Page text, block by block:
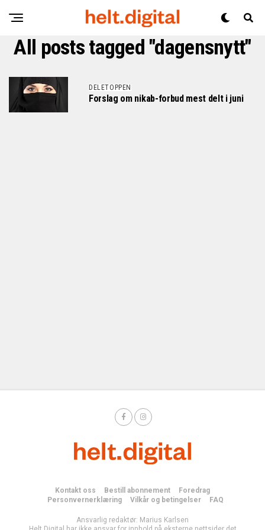
All posts tagged "dagensnytt"
DELETOPPEN
Forslag om nikab-forbud mest delt i juni
Kontakt oss Bestill abonnement
Foredrag
Personvernerklæring
Vilkår og betingelser FAQ
Ansvarlig redaktør: Marius Karlsen